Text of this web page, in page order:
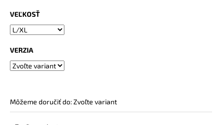
VEĽKOSŤ
VERZIA
Môžeme doručiť do:Zvoľte variant
p
o
r
ú
č
a